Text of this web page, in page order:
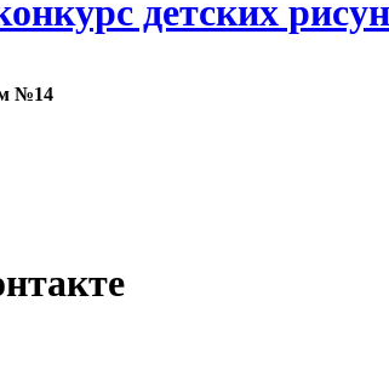
детских
№14